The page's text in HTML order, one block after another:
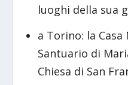
luoghi della sua
a Torino: la
Santuario di
Chiesa di San